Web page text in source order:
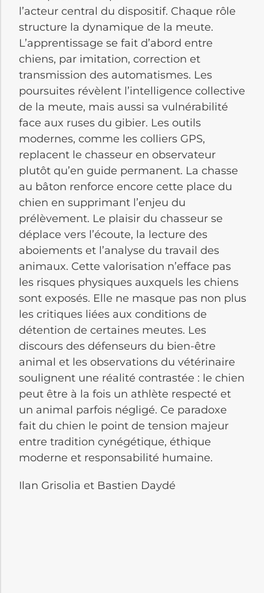
l’acteur central du dispositif. Chaque rôle
structure la dynamique de la meute.
L’apprentissage se fait d’abord entre
chiens, par imitation, correction et
transmission des automatismes. Les
poursuites révèlent l’intelligence collective
de la meute, mais aussi sa vulnérabilité
face aux ruses du gibier. Les outils
modernes, comme les colliers GPS,
replacent le chasseur en observateur
plutôt qu’en guide permanent. La chasse
au bâton renforce encore cette place du
chien en supprimant l’enjeu du
prélèvement. Le plaisir du chasseur se
déplace vers l’écoute, la lecture des
aboiements et l’analyse du travail des
animaux. Cette valorisation n’efface pas
les risques physiques auxquels les chiens
sont exposés. Elle ne masque pas non plus
les critiques liées aux conditions de
détention de certaines meutes. Les
discours des défenseurs du bien-être
animal et les observations du vétérinaire
soulignent une réalité contrastée : le chien
peut être à la fois un athlète respecté et
un animal parfois négligé. Ce paradoxe
fait du chien le point de tension majeur
entre tradition cynégétique, éthique
moderne et responsabilité humaine.
Ilan Grisolia et Bastien Daydé